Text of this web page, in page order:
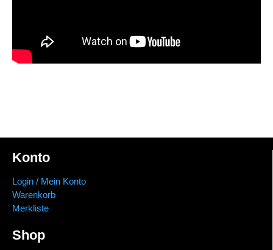
Konto
Login / Mein Konto
Warenkorb
Merkliste
Shop